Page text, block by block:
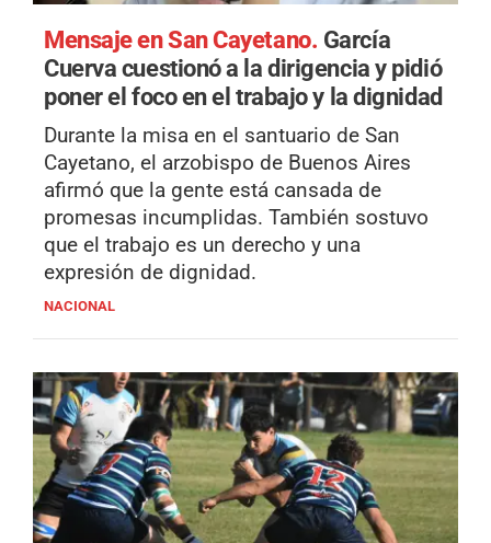
Mensaje en San Cayetano. García
Cuerva cuestionó a la dirigencia y pidió
poner el foco en el trabajo y la dignidad
Durante la misa en el santuario de San
Cayetano, el arzobispo de Buenos Aires
afirmó que la gente está cansada de
promesas incumplidas. También sostuvo
que el trabajo es un derecho y una
expresión de dignidad.
NACIONAL